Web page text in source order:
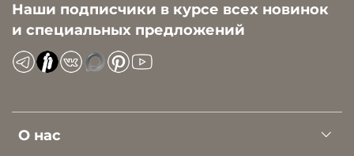
О нас
Наши подписчики в курсе всех новинок
и специальных предложений